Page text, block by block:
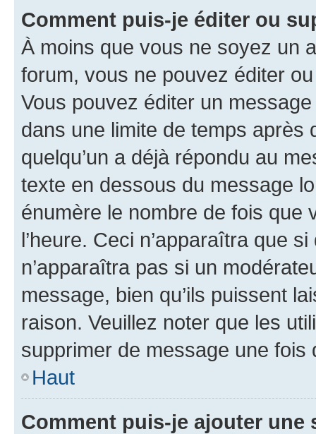
Comment puis-je éditer ou
À moins que vous ne soyez un
forum, vous ne pouvez éditer
Vous pouvez éditer un
dans une limite de temps après
quelqu’un a déjà répondu au
texte en dessous du message
énumère le nombre de fois que
l’heure. Ceci n’apparaîtra que
n’apparaîtra pas si un
message, bien qu’ils puissent
raison. Veuillez noter que les
supprimer de message une fois
Haut
Comment puis-je ajouter une